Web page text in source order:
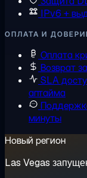
IPv6 +
ОПЛАТА И
Оплата
Возврат
SLA
аптайма
минуты
Новый регион
Las Vegas